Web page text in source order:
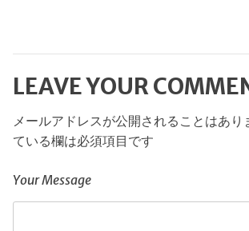
シ
ョ
ン
LEAVE YOUR
メールアドレスが公開されることはあり
ている欄は必須項目です
Your Message